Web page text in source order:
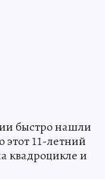
быстро нашли
11-летний
квадроцикле и